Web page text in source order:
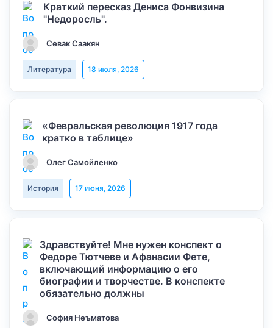
Краткий пересказ Дениса Фонвизина
"Недоросль".
Севак Саакян
Литература 18 июля, 2026
«Февральская революция 1917 года
кратко в таблице»
Олег Самойленко
История 17 июня, 2026
Здравствуйте! Мне нужен конспект о
Федоре Тютчеве и Афанасии Фете,
включающий информацию о его
биографии и творчестве. В конспекте
обязательно должны
София Неъматова